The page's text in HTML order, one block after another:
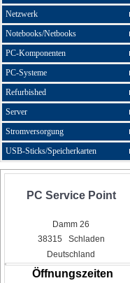
Netzwerk
Notebooks/Netbooks
PC-Komponenten
PC-Systeme
Refurbished
Server
Stromversorgung
USB-Sticks/Speicherkarten
PC Service Point
Damm 26
38315 Schladen
Deutschland
Öffnungszeiten